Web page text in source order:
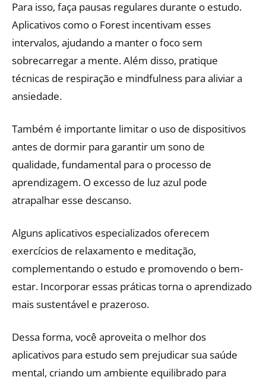
Para isso, faça pausas regulares durante o estudo.
Aplicativos como o Forest incentivam esses
intervalos, ajudando a manter o foco sem
sobrecarregar a mente. Além disso, pratique
técnicas de respiração e mindfulness para aliviar a
ansiedade.
Também é importante limitar o uso de dispositivos
antes de dormir para garantir um sono de
qualidade, fundamental para o processo de
aprendizagem. O excesso de luz azul pode
atrapalhar esse descanso.
Alguns aplicativos especializados oferecem
exercícios de relaxamento e meditação,
complementando o estudo e promovendo o bem-
estar. Incorporar essas práticas torna o aprendizado
mais sustentável e prazeroso.
Dessa forma, você aproveita o melhor dos
aplicativos para estudo sem prejudicar sua saúde
mental, criando um ambiente equilibrado para